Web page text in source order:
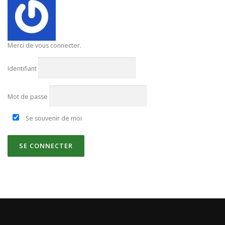
Merci de vous connecter.
Identifiant
Mot de passe
Se souvenir de moi